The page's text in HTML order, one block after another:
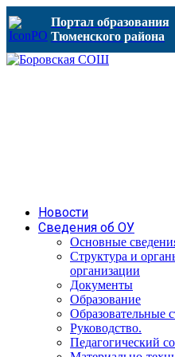
Портал образования
Тюменского района
Новости
Сведения об ОУ
Основные
Структура и
организации
Документы
Образование
Образовательные
Руководство.
Педагогический